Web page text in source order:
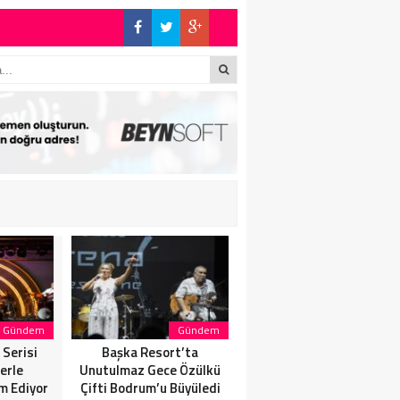
ALKIŞ
SON KEZ
“SON
Gündem
Ediyor
Gündem
Başka Resort’ta
Unutulmaz Gece Özülkü
Çifti Bodrum’u Büyüledi